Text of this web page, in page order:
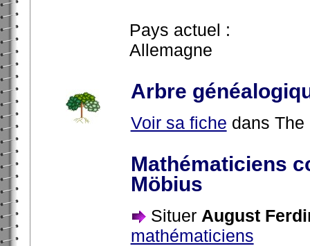
Pays actuel :
Allemagne
Arbre
Voir sa fiche dans
Mathématiciens
Möbius
Situer August
mathématiciens